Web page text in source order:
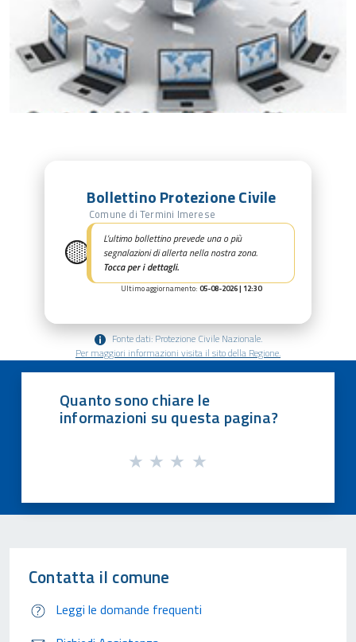
🟡
Bollettino Protezione Civile
Comune di Termini Imerese
L’ultimo bollettino prevede una o più
segnalazioni di allerta nella nostra zona.
Tocca per i dettagli.
Ultimo aggiornamento: 05-08-2026 | 12:30
Fonte dati: Protezione Civile Nazionale.
Per maggiori informazioni visita il sito della Regione.
Quanto sono chiare le
informazioni su questa pagina?
Contatta il comune
Leggi le domande frequenti